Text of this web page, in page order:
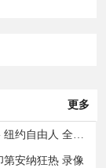
更多
2024年09月09日WNBA常规赛 拉斯维加斯王牌 - 纽约自由人 全场录像
第安纳狂热 录像